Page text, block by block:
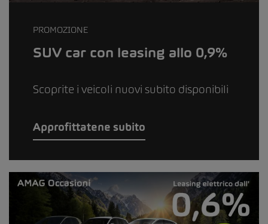
PROMOZIONE
SUV car con leasing allo 0,9%
Scoprite i veicoli nuovi subito disponibili
Approfittatene subito